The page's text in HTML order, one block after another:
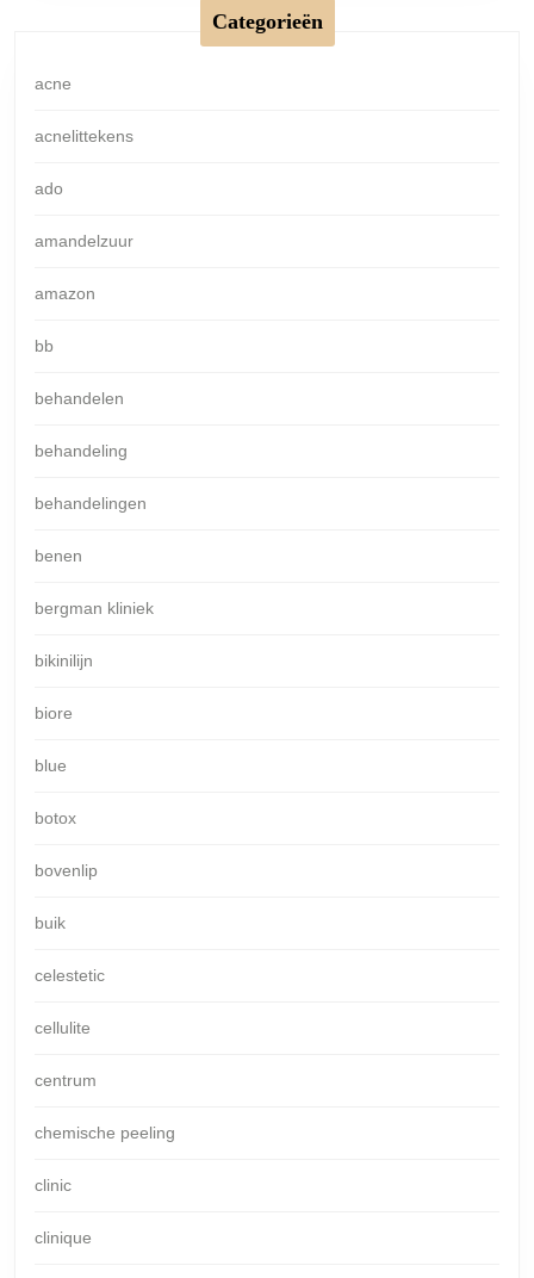
Categorieën
acne
acnelittekens
ado
amandelzuur
amazon
bb
behandelen
behandeling
behandelingen
benen
bergman kliniek
bikinilijn
biore
blue
botox
bovenlip
buik
celestetic
cellulite
centrum
chemische peeling
clinic
clinique